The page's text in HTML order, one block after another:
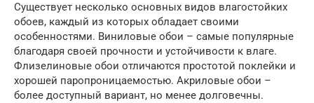
Существует несколько основных видов влагостойких
обоев, каждый из которых обладает своими
особенностями. Виниловые обои – самые популярные
благодаря своей прочности и устойчивости к влаге.
Флизелиновые обои отличаются простотой поклейки и
хорошей паропроницаемостью. Акриловые обои –
более доступный вариант, но менее долговечны.